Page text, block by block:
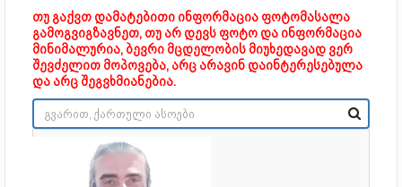
თუ გაქვთ დამატებითი ინფორმაცია ფოტომასალა
გამოგვიგზავნეთ, თუ არ დევს ფოტო და ინფორმაცია
მინიმალურია, ბევრი მცდელობის მიუხედავად ვერ
შევძელით მოპოვება, არც არავინ დაინტერესებულა
და არც შეგვხმიანებია.